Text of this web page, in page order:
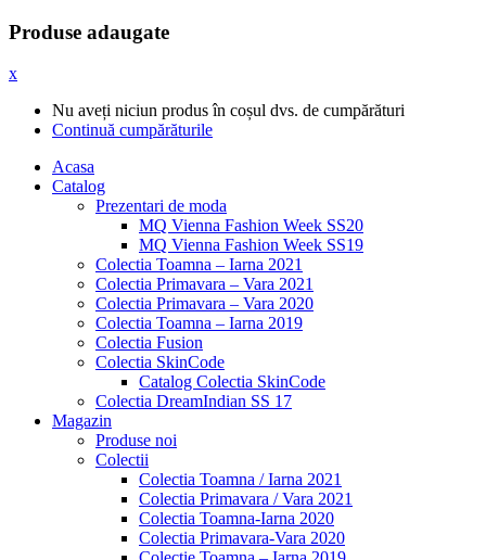
Produse adaugate
x
Nu aveți niciun produs în coșul dvs. de cumpărături
Continuă cumpărăturile
Acasa
Catalog
Prezentari de moda
MQ Vienna Fashion Week SS20
MQ Vienna Fashion Week SS19
Colectia Toamna – Iarna 2021
Colectia Primavara – Vara 2021
Colectia Primavara – Vara 2020
Colectia Toamna – Iarna 2019
Colectia Fusion
Colectia SkinCode
Catalog Colectia SkinCode
Colectia DreamIndian SS 17
Magazin
Produse noi
Colectii
Colectia Toamna / Iarna 2021
Colectia Primavara / Vara 2021
Colectia Toamna-Iarna 2020
Colectia Primavara-Vara 2020